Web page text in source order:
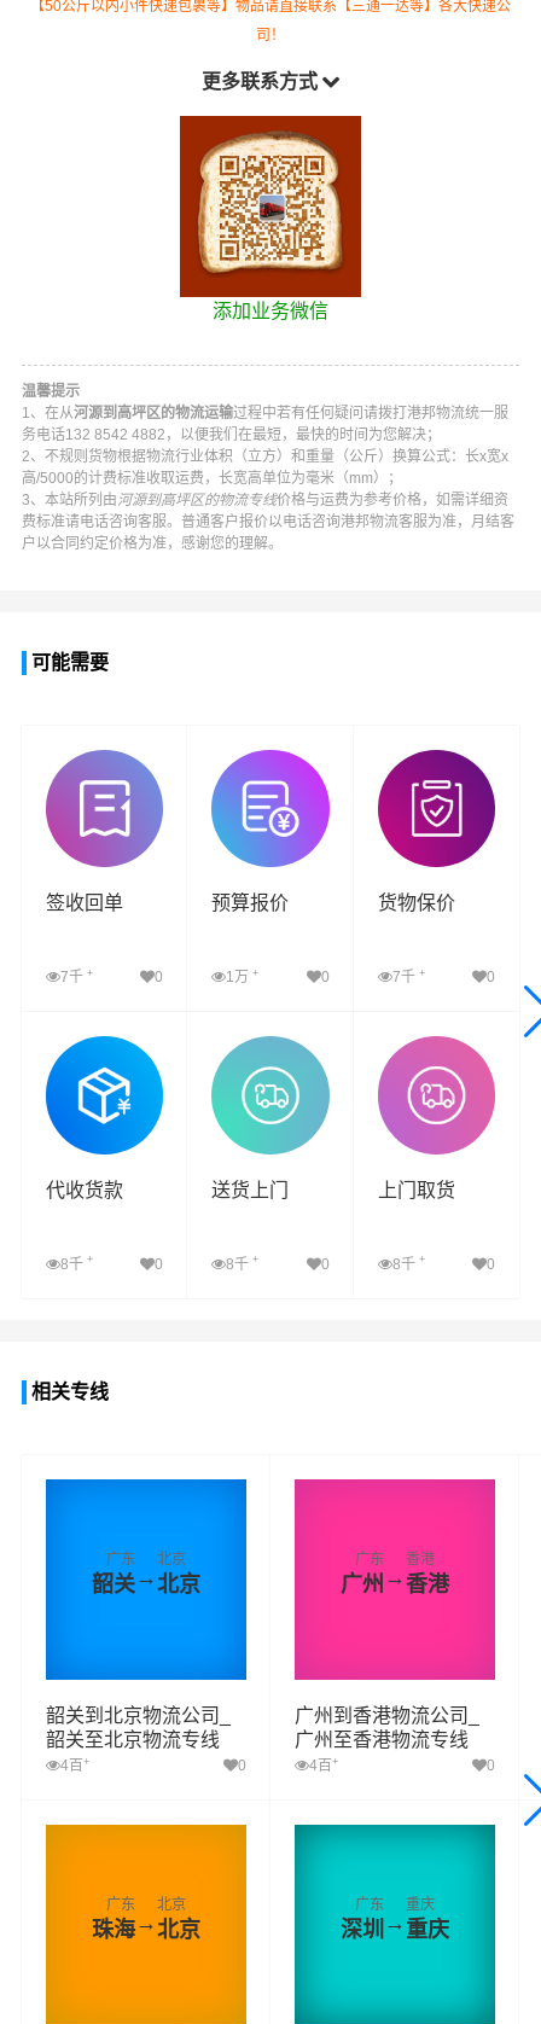
【50公斤以内小件快递包裹等】物品请直接联系【三通一达等】各大快递公
司！
更多联系方式
添加业务微信
温馨提示
1、在从河源到高坪区的物流运输过程中若有任何疑问请拨打 港邦物流统一服
务电话132 8542 4882 ，以便我们在最短，最快的时间为您解决；
2、不规则货物根据物流行业体积（立方）和重量（公斤）换算公式：长x宽x
高/5000的计费标准收取运费，长宽高单位为毫米（mm）；
3、本站所列由河源到高坪区的物流专线价格与运费为参考价格，如需详细资
费标准请电话咨询客服。普通客户报价以电话咨询港邦物流客服为准，月结客
户以合同约定价格为准，感谢您的理解。
可能需要
签收回单
7千 + 0
查看详细
预算报价
1万+ 0
查看详细
货物保价
7千 + 0
查看详细
代收货款
8千 + 0
送货上门
8千+ 0
上门取货
8千 + 0
相关专线
广东
韶关→
北京
北京
韶关到北京物流公司_
韶关至北京物流专线
4百 + 0
广东
广州 →
香港
香港
广州到香港物流公司_
广州至香港物流专线
4百 + 0
广东
珠海→
北京
北京
广东
深圳→
重庆
重庆